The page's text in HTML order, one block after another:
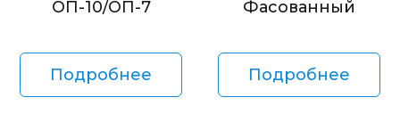
ОП-10/ОП-7
Подробнее
Фасованный
Подробнее